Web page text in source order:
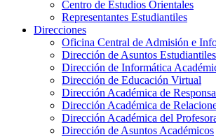
Centro de Estudios Orientales
Representantes Estudiantiles
Direcciones
Oficina Central de Admisión e
Dirección de Asuntos Estudiantiles
Dirección de Informática
Dirección de Educación Virtual
Dirección Académica de
Dirección Académica de
Dirección Académica del
Dirección de Asuntos Académicos